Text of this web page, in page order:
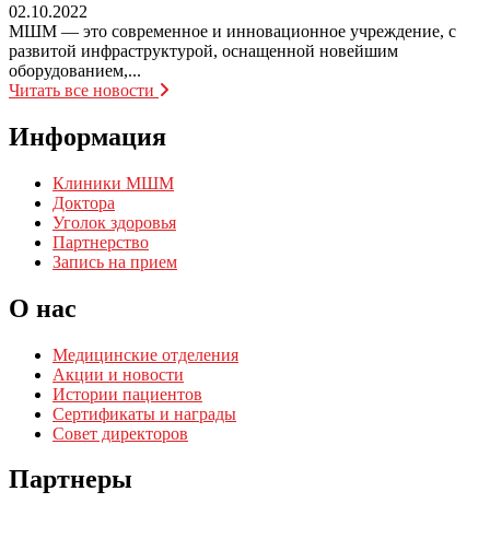
02.10.2022
МШМ — это современное и инновационное учреждение, с
развитой инфраструктурой, оснащенной новейшим
оборудованием,...
Читать все новости
Информация
Клиники МШМ
Доктора
Уголок здоровья
Партнерство
Запись на прием
О нас
Медицинские отделения
Акции и новости
Истории пациентов
Сертификаты и награды
Совет директоров
Партнеры